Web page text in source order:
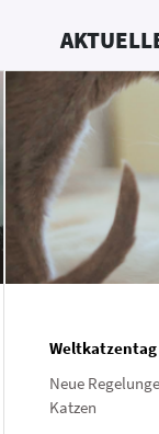
Neue
Katzen